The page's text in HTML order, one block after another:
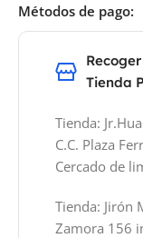
Métodos de pago:
Tienda
Tienda:
C.C. Plaza
Cercado de
Tienda: Jirón
Zamora 156